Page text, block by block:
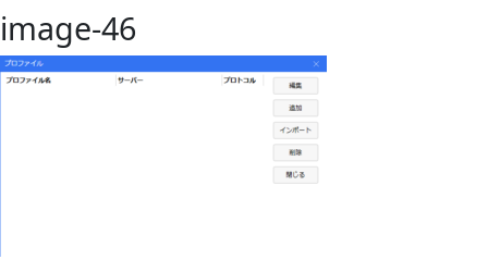
image-46